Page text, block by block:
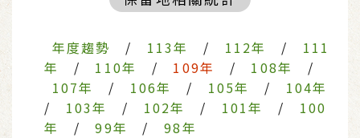
年度趨勢 / 113年 / 112年 /
111
年
/ 110年 / 109年 / 108年
/
107年
/ 106年 / 105年 /
104年
/
103年 / 102年 / 101年 /
100
年
/ 99年 / 98年